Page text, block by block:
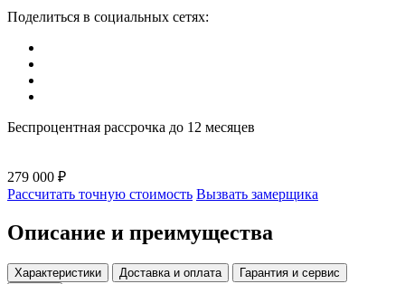
Поделиться в социальных сетях:
Беспроцентная рассрочка до 12 месяцев
279 000 ₽
Рассчитать точную стоимость Вызвать замерщика
Описание и преимущества
Характеристики Доставка и оплата
Гарантия и сервис